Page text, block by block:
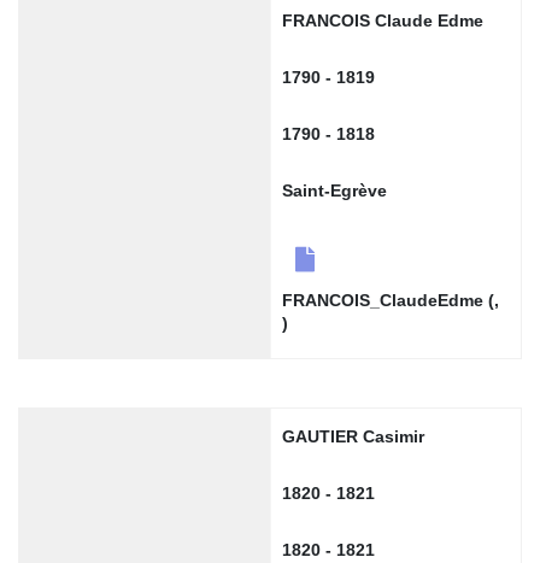
FRANCOIS Claude Edme
1790 - 1819
1790 - 1818
Saint-Egrève
FRANCOIS_ClaudeEdme (,
)
GAUTIER Casimir
1820 - 1821
1820 - 1821